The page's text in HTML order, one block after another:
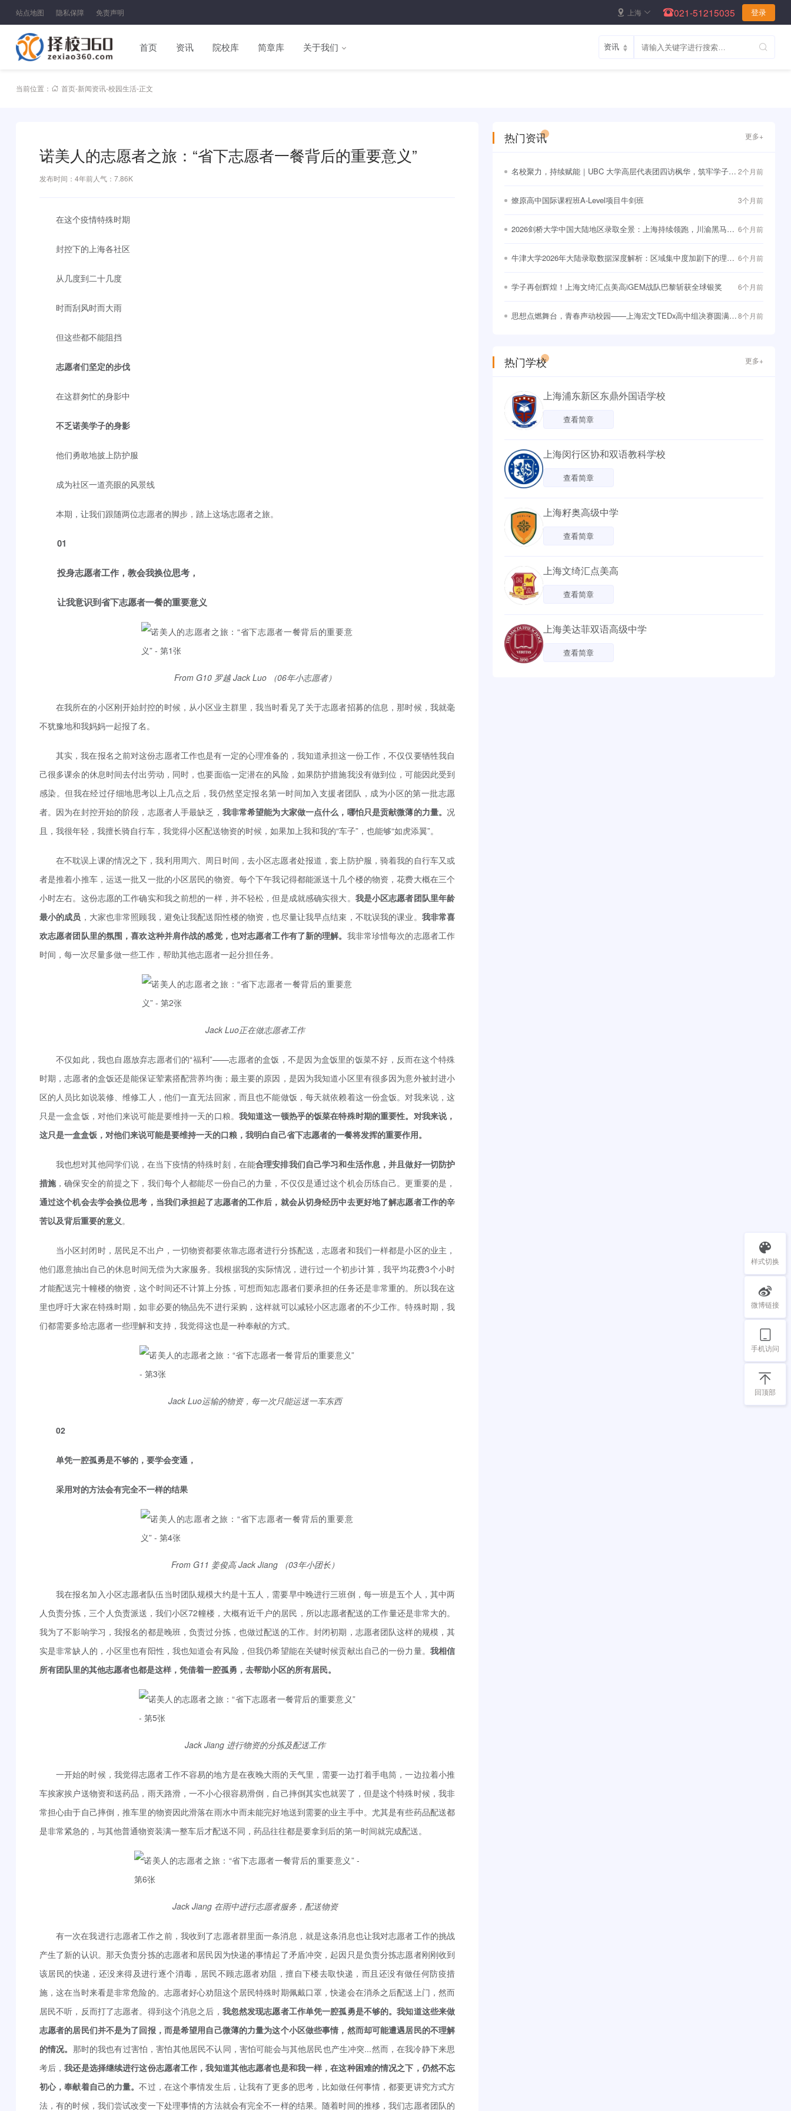
站点地图 隐私保障 免责声明 上海 021-51215035 登录
首页 资讯 院校库 简章库 关于我们
当前位置： 首页-新闻资讯-校园生活-正文
诺美人的志愿者之旅：“省下志愿者一餐背后的重要意义”
发布时间：4年前人气：7.86K
在这个疫情特殊时期
封控下的上海各社区
从几度到二十几度
时而刮风时而大雨
但这些都不能阻挡
志愿者们坚定的步伐
在这群匆忙的身影中
不乏诺美学子的身影
他们勇敢地披上防护服
成为社区一道亮眼的风景线
本期，让我们跟随两位志愿者的脚步，踏上这场志愿者之旅。
01
投身志愿者工作，教会我换位思考，
让我意识到省下志愿者一餐的重要意义
From G10 罗越 Jack Luo （06年小志愿者）
在我所在的小区刚开始封控的时候，从小区业主群里，我当时看见了关于志愿者招募的信息，那时候，我就毫
不犹豫地和我妈妈一起报了名。
其实，我在报名之前对这份志愿者工作也是有一定的心理准备的，我知道承担这一份工作，不仅仅要牺牲我自
己很多课余的休息时间去付出劳动，同时，也要面临一定潜在的风险，如果防护措施我没有做到位，可能因此受到
感染。但我在经过仔细地思考以上几点之后，我仍然坚定报名第一时间加入支援者团队，成为小区的第一批志愿
者。因为在封控开始的阶段，志愿者人手最缺乏， 我非常希望能为大家做一点什么，哪怕只是贡献微薄的力量。况
且，我很年轻，我擅长骑自行车，我觉得小区配送物资的时候，如果加上我和我的“车子”，也能够“如虎添翼”。
在不耽误上课的情况之下，我利用周六、周日时间，去小区志愿者处报道，套上防护服，骑着我的自行车又或
者是推着小推车，运送一批又一批的小区居民的物资。每个下午我记得都能派送十几个楼的物资，花费大概在三个
小时左右。这份志愿的工作确实和我之前想的一样，并不轻松，但是成就感确实很大。 我是小区志愿者团队里年龄
最小的成员 ，大家也非常照顾我，避免让我配送阳性楼的物资，也尽量让我早点结束，不耽误我的课业。 我非常喜
欢志愿者团队里的氛围，喜欢这种并肩作战的感觉，也对志愿者工作有了新的理解。 我非常珍惜每次的志愿者工作
时间，每一次尽量多做一些工作，帮助其他志愿者一起分担任务。
Jack Luo正在做志愿者工作
不仅如此，我也自愿放弃志愿者们的“福利”——志愿者的盒饭，不是因为盒饭里的饭菜不好，反而在这个特殊
时期，志愿者的盒饭还是能保证荤素搭配营养均衡；最主要的原因，是因为我知道小区里有很多因为意外被封进小
区的人员比如说装修、维修工人，他们一直无法回家，而且也不能做饭，每天就依赖着这一份盒饭。对我来说，这
只是一盒盒饭，对他们来说可能是要维持一天的口粮。 我知道这一顿热乎的饭菜在特殊时期的重要性。对我来说，
这只是一盒盒饭，对他们来说可能是要维持一天的口粮，我明白自己省下志愿者的一餐将发挥的重要作用。
我也想对其他同学们说，在当下疫情的特殊时刻，在能合理安排我们自己学习和生活作息，并且做好一切防护
措施，确保安全的前提之下，我们每个人都能尽一份自己的力量，不仅仅是通过这个机会历练自己。更重要的是，
通过这个机会去学会换位思考，当我们承担起了志愿者的工作后，就会从切身经历中去更好地了解志愿者工作的辛
苦以及背后重要的意义。
当小区封闭时，居民足不出户，一切物资都要依靠志愿者进行分拣配送，志愿者和我们一样都是小区的业主，
他们愿意抽出自己的休息时间无偿为大家服务。我根据我的实际情况，进行过一个初步计算，我平均花费3个小时
才能配送完十幢楼的物资，这个时间还不计算上分拣，可想而知志愿者们要承担的任务还是非常重的。所以我在这
里也呼吁大家在特殊时期，如非必要的物品先不进行采购，这样就可以减轻小区志愿者的不少工作。特殊时期，我
们都需要多给志愿者一些理解和支持，我觉得这也是一种奉献的方式。
Jack Luo运输的物资，每一次只能运送一车东西
02
单凭一腔孤勇是不够的，要学会变通，
采用对的方法会有完全不一样的结果
From G11 姜俊高 Jack Jiang （03年小团长）
我在报名加入小区志愿者队伍当时团队规模大约是十五人，需要早中晚进行三班倒，每一班是五个人，其中两
人负责分拣，三个人负责派送，我们小区72幢楼，大概有近千户的居民，所以志愿者配送的工作量还是非常大的。
我为了不影响学习，我报名的都是晚班，负责过分拣，也做过配送的工作。封闭初期，志愿者团队这样的规模，其
实是非常缺人的，小区里也有阳性，我也知道会有风险，但我仍希望能在关键时候贡献出自己的一份力量。 我相信
所有团队里的其他志愿者也都是这样，凭借着一腔孤勇，去帮助小区的所有居民。
Jack Jiang 进行物资的分拣及配送工作
一开始的时候，我觉得志愿者工作不容易的地方是在夜晚大雨的天气里，需要一边打着手电筒，一边拉着小推
车挨家挨户送物资和送药品，雨天路滑，一不小心很容易滑倒，自己摔倒其实也就罢了，但是这个特殊时候，我非
常担心由于自己摔倒，推车里的物资因此滑落在雨水中而未能完好地送到需要的业主手中。尤其是有些药品配送都
是非常紧急的，与其他普通物资装满一整车后才配送不同，药品往往都是要拿到后的第一时间就完成配送。
Jack Jiang 在雨中进行志愿者服务，配送物资
有一次在我进行志愿者工作之前，我收到了志愿者群里面一条消息，就是这条消息也让我对志愿者工作的挑战
产生了新的认识。那天负责分拣的志愿者和居民因为快递的事情起了矛盾冲突，起因只是负责分拣志愿者刚刚收到
该居民的快递，还没来得及进行逐个消毒，居民不顾志愿者劝阻，擅自下楼去取快递，而且还没有做任何防疫措
施，这在当时来看是非常危险的。志愿者好心劝阻这个居民特殊时期佩戴口罩，快递会在消杀之后配送上门，然而
居民不听，反而打了志愿者。得到这个消息之后， 我忽然发现志愿者工作单凭一腔孤勇是不够的。我知道这些来做
志愿者的居民们并不是为了回报，而是希望用自己微薄的力量为这个小区做些事情，然而却可能遭遇居民的不理解
的情况。 那时的我也有过害怕，害怕其他居民不认同，害怕可能会与其他居民也产生冲突...然而，在我冷静下来思
考后，我还是选择继续进行这份志愿者工作，我知道其他志愿者也是和我一样，在这种困难的情况之下，仍然不忘
初心，奉献着自己的力量。不过，在这个事情发生后，让我有了更多的思考，比如做任何事情，都要更讲究方式方
法，有的时候，我们尝试改变一下处理事情的方法就会有完全不一样的结果。随着时间的推移，我们志愿者团队的
热门资讯
名校聚力，持续赋能｜UBC 大学高层代表团四访枫华，筑牢学子直 2个月前
燎原高中国际课程班A-Level项目牛剑班 3个月前
2026剑桥大学中国大陆地区录取全景：上海持续领跑，川渝黑马频 6个月前
牛津大学2026年大陆录取数据深度解析：区域集中度加剧下的理性 6个月前
学子再创辉煌！上海文绮汇点美高iGEM战队巴黎斩获全球银奖 6个月前
思想点燃舞台，青春声动校园——上海宏文TEDx高中组决赛圆满落8个月前
更多+
热门学校
上海浦东新区东鼎外国语学校
查看简章
上海闵行区协和双语教科学校
查看简章
上海籽奥高级中学
查看简章
上海文绮汇点美高
查看简章
上海美达菲双语高级中学
查看简章
更多+
样式切换
微博链接
手机访问
回顶部